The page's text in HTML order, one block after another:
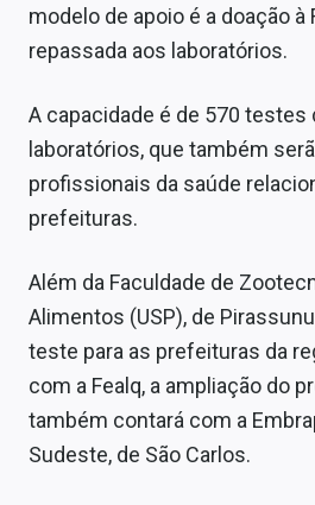
modelo de apoio é a doação à
repassada aos laboratórios.
A capacidade é de 570 testes
laboratórios, que também
profissionais da saúde
prefeituras.
Além da Faculdade de
Alimentos (USP), de
teste para as prefeituras da
com a Fealq, a ampliação do
também contará com a
Sudeste, de São Carlos.